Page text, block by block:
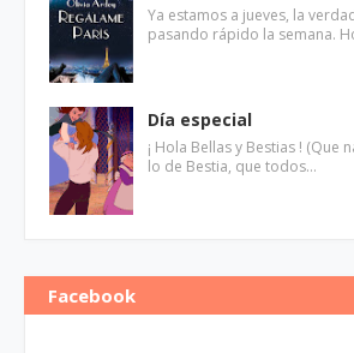
Ya estamos a jueves, la
pasando rápido la semana.
Día especial
¡ Hola Bellas y Bestias ! (Que
lo de Bestia, que todos…
Facebook